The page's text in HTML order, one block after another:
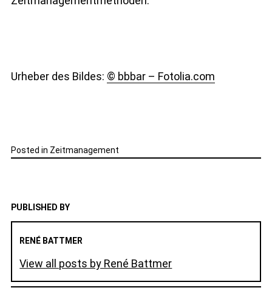
Urheber des Bildes: © bbbar – Fotolia.com
Posted in Zeitmanagement
PUBLISHED BY
RENÉ BATTMER
View all posts by René Battmer